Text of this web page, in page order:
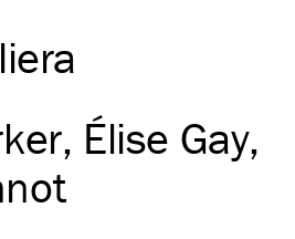
, Élise Gay,